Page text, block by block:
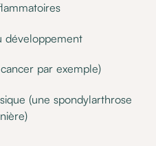
développement
par exemple)
(une spondylarthrose